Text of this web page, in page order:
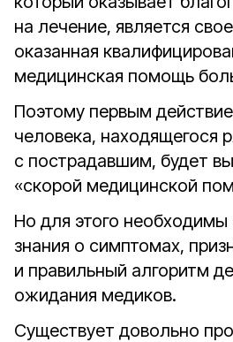
на лечение, является
оказанная
медицинская помощь
Поэтому первым
человека, находящегося
с пострадавшим, будет
«скорой медицинской
Но для этого
знания о симптомах,
и правильный алгоритм
ожидания медиков.
Существует довольно